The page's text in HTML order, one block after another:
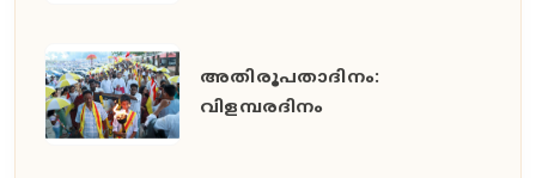
അതിരൂപതാദിനം:
വിളമ്പരദിനം